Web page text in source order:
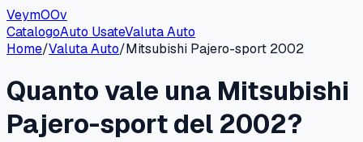
VeymOOv
CatalogoAuto UsateValuta Auto
Home/Valuta Auto/Mitsubishi Pajero-sport 2002
Quanto vale una Mitsubishi
Pajero-sportdel 2002?